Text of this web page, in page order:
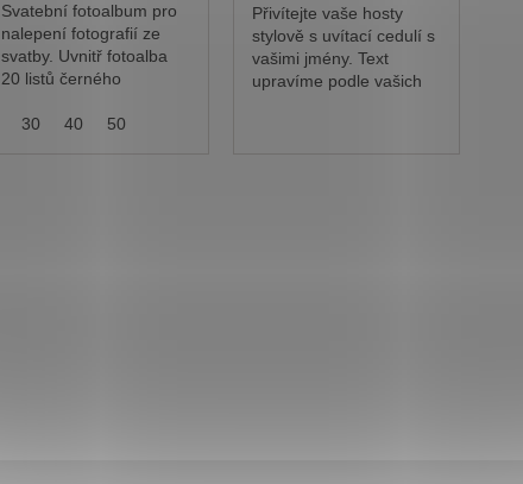
Svatební fotoalbum pro
nalepení fotografií ze
svatby. Uvnitř fotoalba
20 listů černého
fotokartonu.
30 40 50
Přivítejte vaše hosty
stylově s uvítací cedulí s
vašimi jmény. Text
upravíme podle vašich